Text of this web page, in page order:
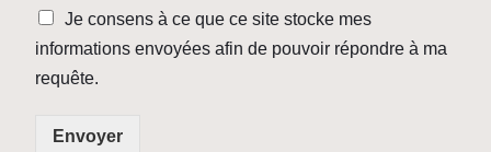
Je consens à ce que ce site stocke mes
informations envoyées afin de pouvoir répondre à ma
requête.
Envoyer